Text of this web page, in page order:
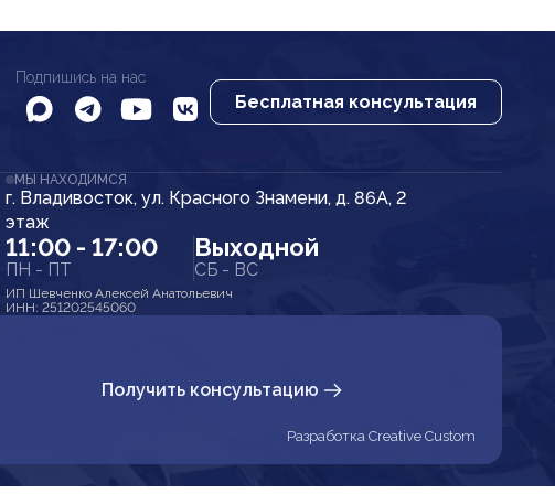
Подпишись на нас
Бесплатная консультация
МЫ НАХОДИМСЯ
г. Владивосток, ул. Красного Знамени, д. 86А, 2
этаж
11:00 - 17:00
ПН - ПТ
Выходной
СБ - ВС
ИП Шевченко Алексей Анатольевич
ИНН: 251202545060
Получить консультацию
Разработка Creative Custom